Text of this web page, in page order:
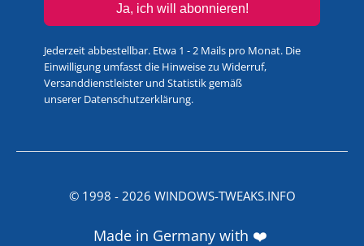
Ja, ich will abonnieren!
Jederzeit abbestellbar. Etwa 1 - 2 Mails pro Monat. Die
Einwilligung umfasst die Hinweise zu Widerruf,
Versanddienstleister und Statistik gemäß
unserer Datenschutzerklärung.
© 1998 - 2026 WINDOWS-TWEAKS.INFO
Made in Germany with ❤️